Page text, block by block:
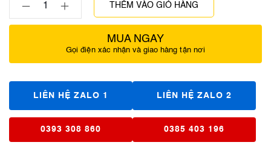
THÊM VÀO GIỎ HÀNG
MUA NGAY
Gọi điện xác nhận và giao hàng tận nơi
LIÊN HỆ ZALO 1 LIÊN HỆ ZALO 2
0393 308 860 0385 403 196